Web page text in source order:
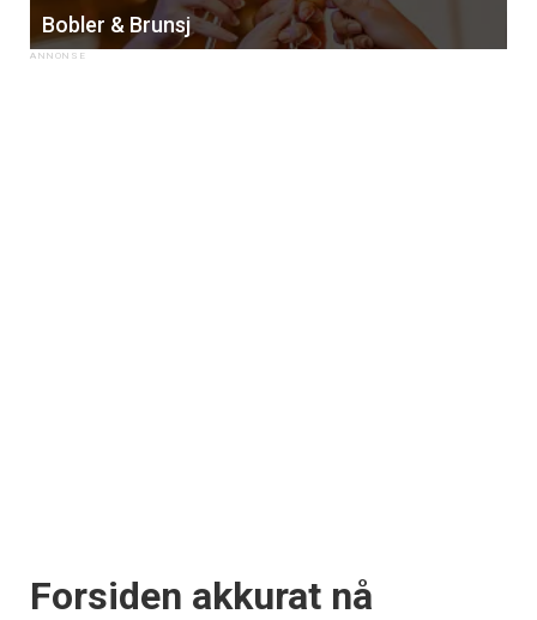
Bobler & Brunsj
Forsiden akkurat nå